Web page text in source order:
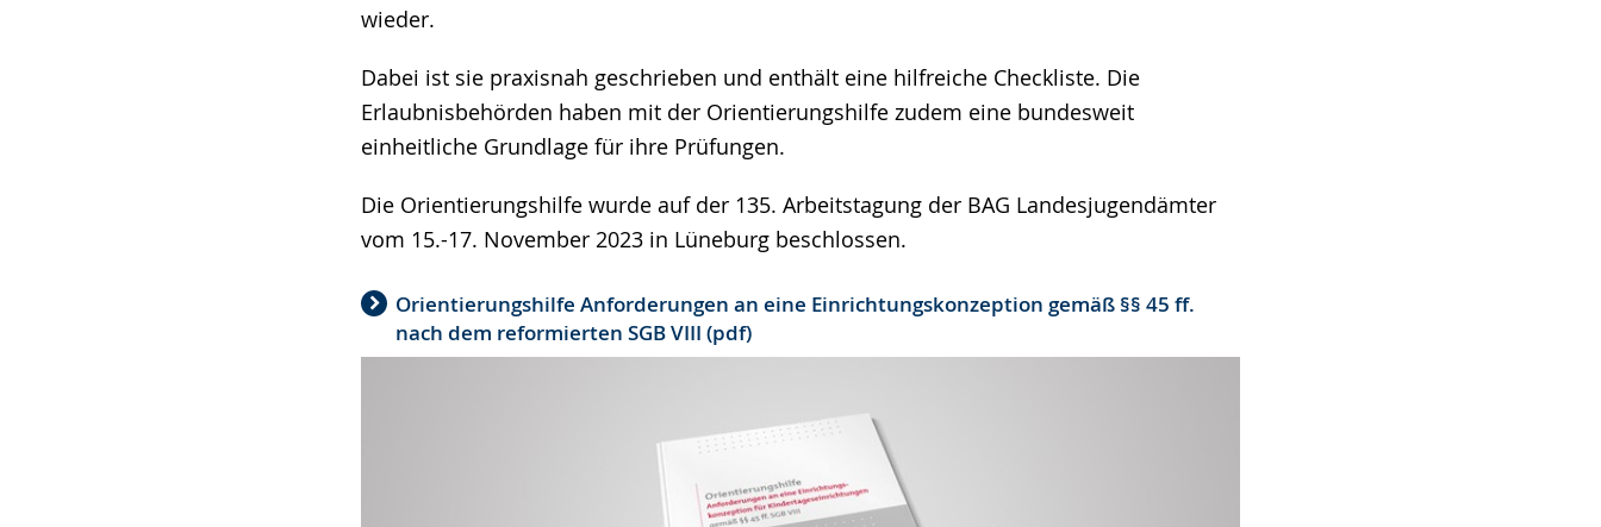
wieder.
Dabei ist sie praxisnah geschrieben und enthält eine hilfreiche Checkliste. Die
Erlaubnisbehörden haben mit der Orientierungshilfe zudem eine bundesweit
einheitliche Grundlage für ihre Prüfungen.
Die Orientierungshilfe wurde auf der 135. Arbeitstagung der BAG Landesjugendämter
vom 15.-17. November 2023 in Lüneburg beschlossen.
Orientierungshilfe Anforderungen an eine Einrichtungskonzeption gemäß §§ 45 ff.
nach dem reformierten SGB VIII (pdf)